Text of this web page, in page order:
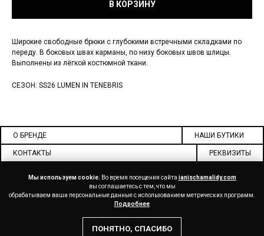
В КОРЗИНУ
Широкие свободные брюки с глубокими встречными складками по
переду. В боковых швах карманы, по низу боковых швов шлицы.
Выполнены из лёгкой костюмной ткани.
СЕЗОН: SS26 LUMEN IN TENEBRIS
О БРЕНДЕ НАШИ БУТИКИ
КОНТАКТЫ РЕКВИЗИТЫ
Мы используем cookie. Во время посещения сайта ianischamalidy.com
вы соглашаетесь с тем, что мы
обрабатываем ваши персональные данные с использованием метрических программ.
Подробнее
ПОНЯТНО, СПАСИБО